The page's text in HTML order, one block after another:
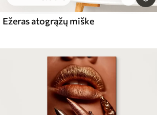
Ežeras atogrąžų miške